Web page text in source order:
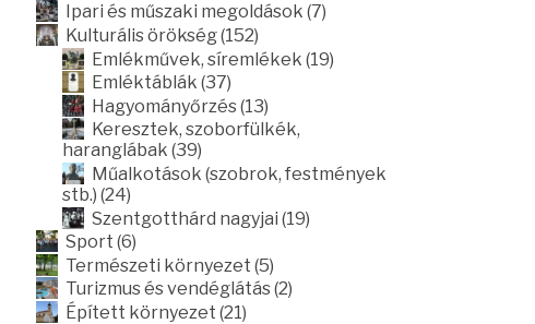
Ipari és műszaki megoldások (7)
Kulturális örökség (152)
Emlékművek, síremlékek (19)
Emléktáblák (37)
Hagyományőrzés (13)
Keresztek, szoborfülkék,
haranglábak (39)
Műalkotások (szobrok, festmények
stb.) (24)
Szentgotthárd nagyjai (19)
Sport (6)
Természeti környezet (5)
Turizmus és vendéglátás (2)
Épített környezet (21)